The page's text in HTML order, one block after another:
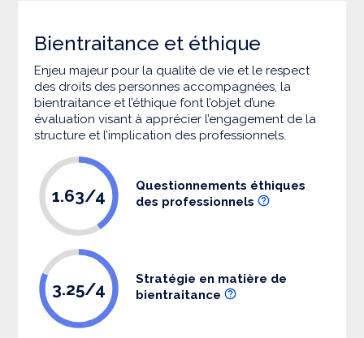
Bientraitance et éthique
Enjeu majeur pour la qualité de vie et le respect
des droits des personnes accompagnées, la
bientraitance et l’éthique font l’objet d’une
évaluation visant à apprécier l’engagement de la
structure et l’implication des professionnels.
1.63/4
Questionnements éthiques
des professionnels
3.25/4
Stratégie en matière de
bientraitance